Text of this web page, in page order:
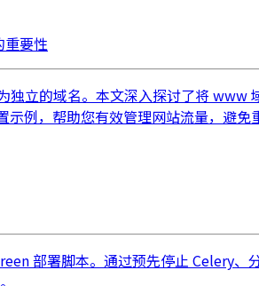
重要性
立的域名。本文深入探讨了将
例，帮助您有效管理网站流量，避
部署脚本。通过预先停止 Celery